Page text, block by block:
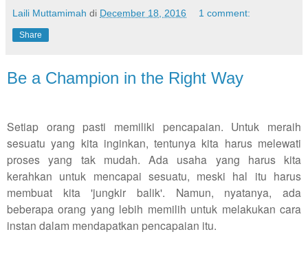
Laili Muttamimah di December 18, 2016 1 comment:
Share
Be a Champion in the Right Way
Setiap orang pasti memiliki pencapaian. Untuk meraih
sesuatu yang kita inginkan, tentunya kita harus melewati
proses yang tak mudah. Ada usaha yang harus kita
kerahkan untuk mencapai sesuatu, meski hal itu harus
membuat kita 'jungkir balik'. Namun, nyatanya, ada
beberapa orang yang lebih memilih untuk melakukan cara
instan dalam mendapatkan pencapaian itu.